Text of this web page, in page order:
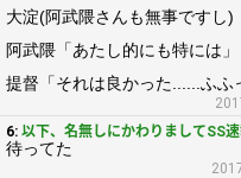
大淀(阿武隈さんも無事ですし)
阿武隈「あたし的にも特には」
提督「それは良かった......ふふ
6: 以下、名無しにかわりましてSS
待ってた